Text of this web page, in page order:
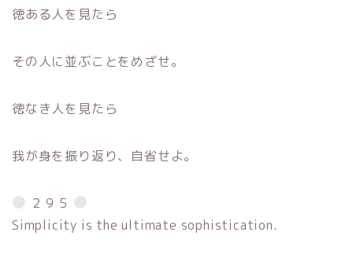
徳ある人を見たら
その人に並ぶことをめざせ。
徳なき人を見たら
我が身を振り返り、自省せよ。
２９５
Simplicity is the ultimate sophistication.